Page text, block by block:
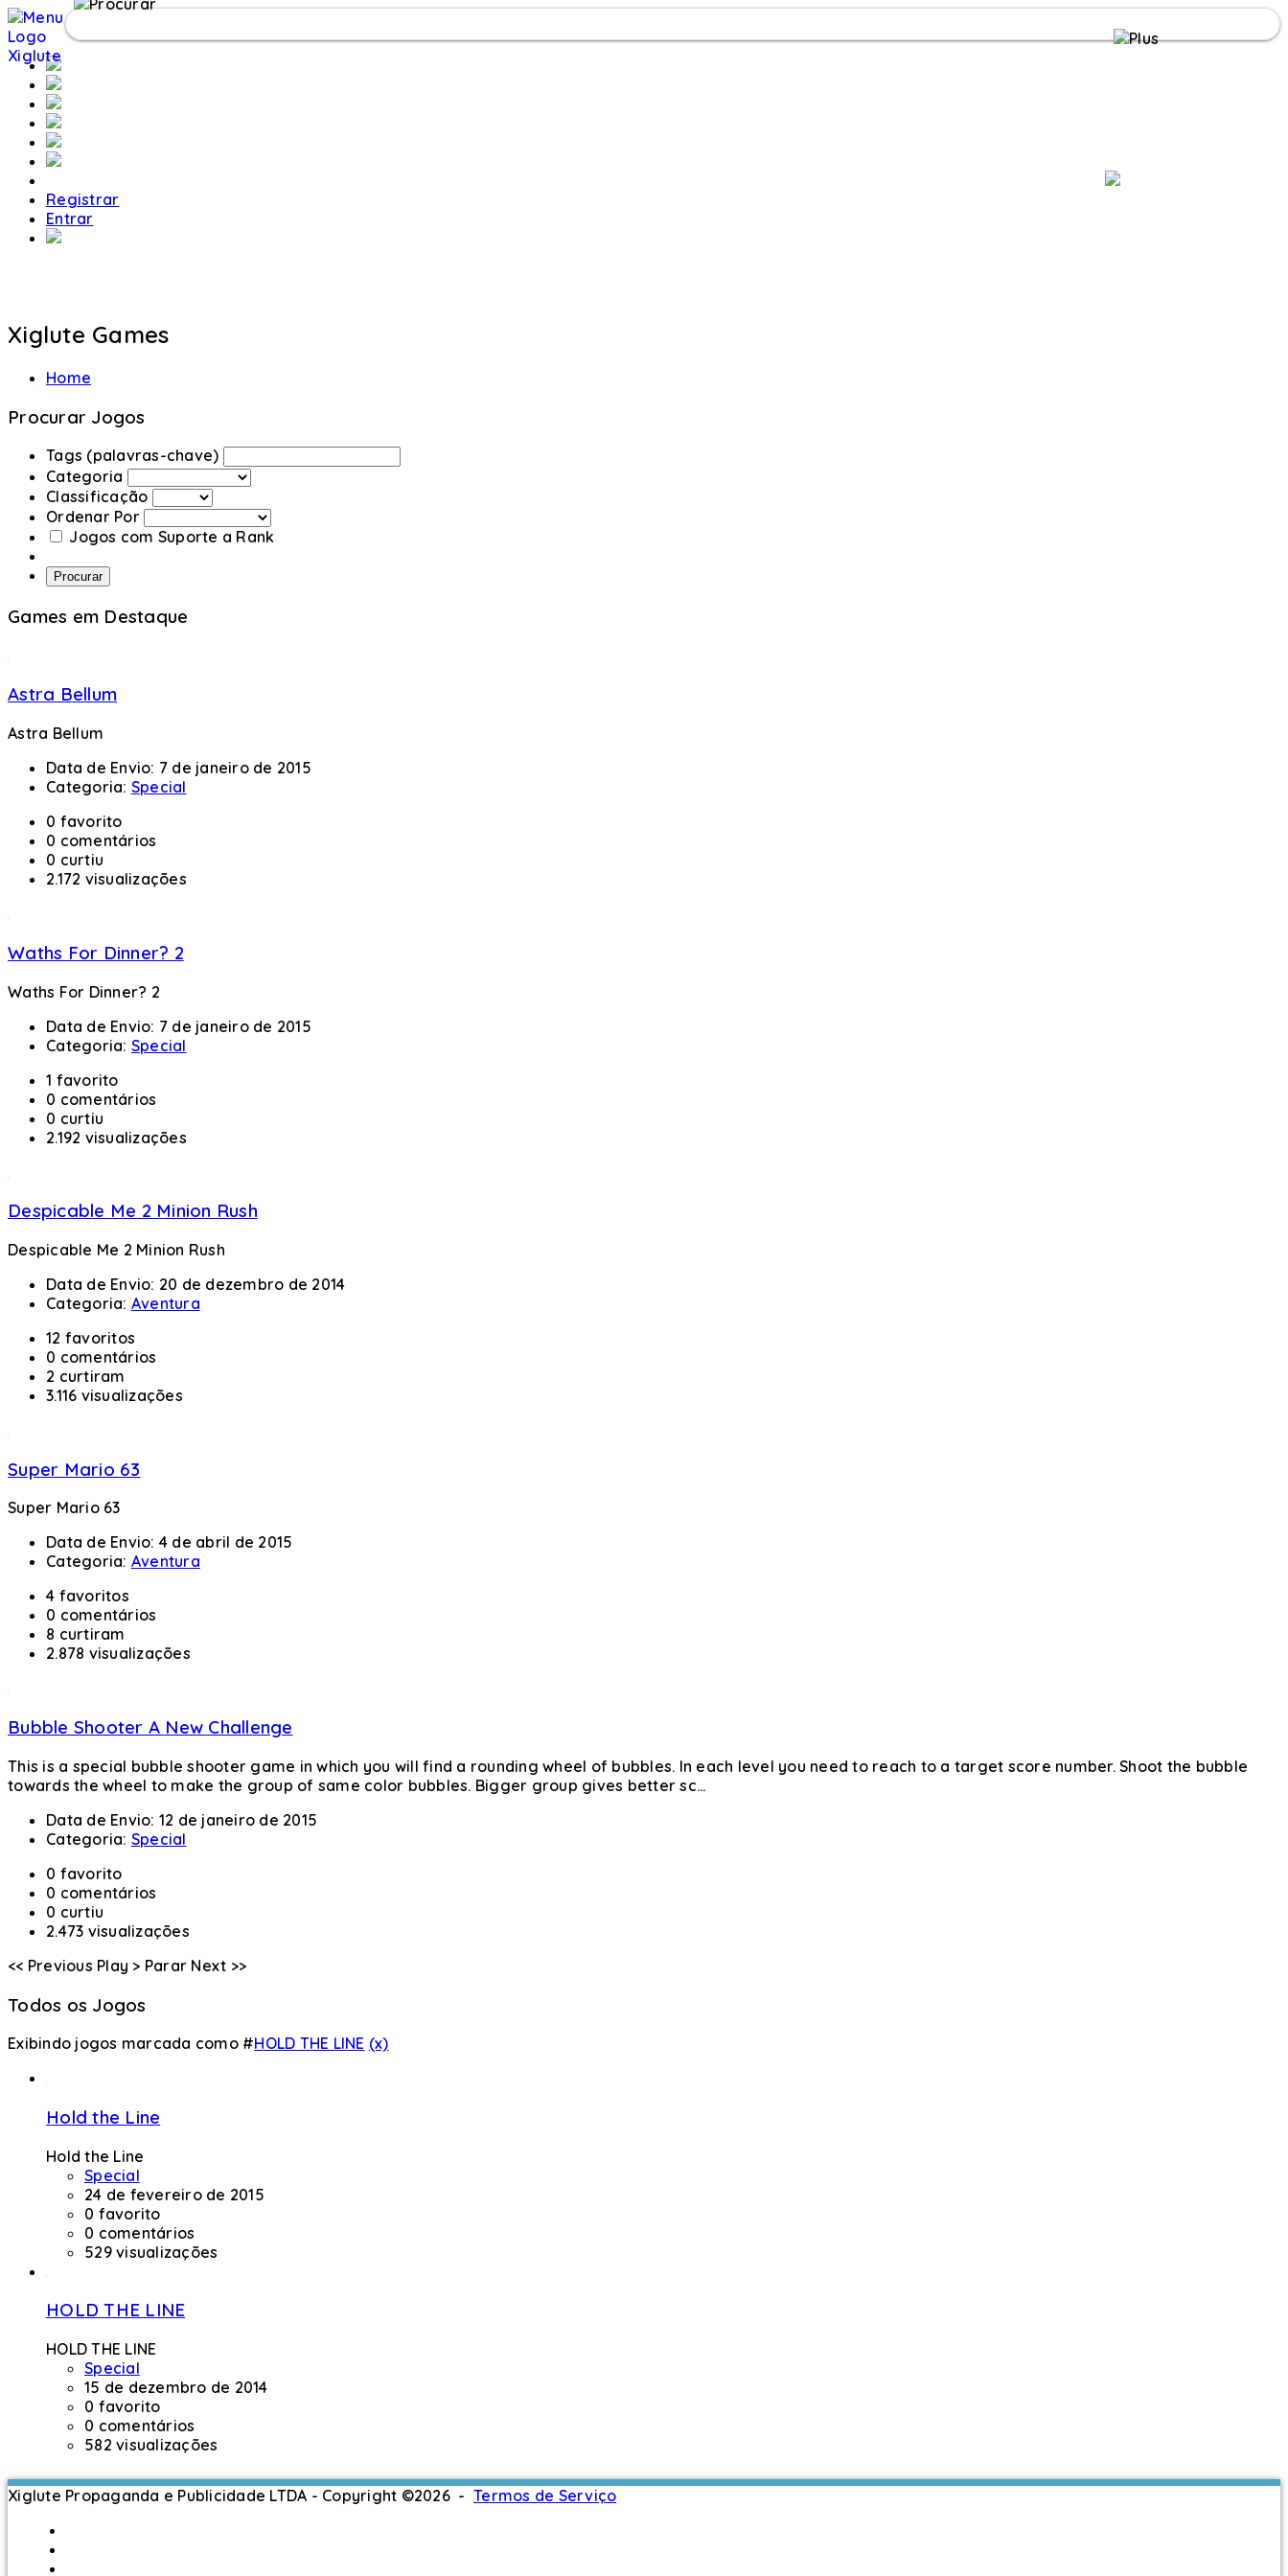
Registrar
Entrar
Xiglute Games
Home
Procurar Jogos
Tags (palavras-chave)
Categoria
Classificação
Ordenar Por
Jogos com Suporte a Rank
Procurar
Games em Destaque
Astra Bellum
Astra Bellum
Data de Envio: 7 de janeiro de 2015
Categoria: Special
0 favorito
0 comentários
0 curtiu
2.172 visualizações
Waths For Dinner? 2
Waths For Dinner? 2
Data de Envio: 7 de janeiro de 2015
Categoria: Special
1 favorito
0 comentários
0 curtiu
2.192 visualizações
Despicable Me 2 Minion Rush
Despicable Me 2 Minion Rush
Data de Envio: 20 de dezembro de 2014
Categoria: Aventura
12 favoritos
0 comentários
2 curtiram
3.116 visualizações
Super Mario 63
Super Mario 63
Data de Envio: 4 de abril de 2015
Categoria: Aventura
4 favoritos
0 comentários
8 curtiram
2.878 visualizações
Bubble Shooter A New Challenge
This is a special bubble shooter game in which you will find a rounding wheel of bubbles. In each level you need to reach to a target score number. Shoot the bubble
towards the wheel to make the group of same color bubbles. Bigger group gives better sc...
Data de Envio: 12 de janeiro de 2015
Categoria: Special
0 favorito
0 comentários
0 curtiu
2.473 visualizações
<< Previous Play > Parar Next >>
Todos os Jogos
Exibindo jogos marcada como #HOLD THE LINE (x)
Hold the Line
Hold the Line
Special
24 de fevereiro de 2015
0 favorito
0 comentários
529 visualizações
HOLD THE LINE
HOLD THE LINE
Special
15 de dezembro de 2014
0 favorito
0 comentários
582 visualizações
Xiglute Propaganda e Publicidade LTDA - Copyright ©2026 - Termos de Serviço